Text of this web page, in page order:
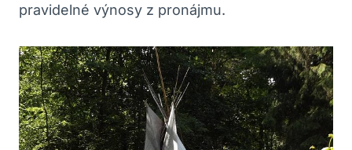
pravidelné ⁣výnosy z ⁤pronájmu.